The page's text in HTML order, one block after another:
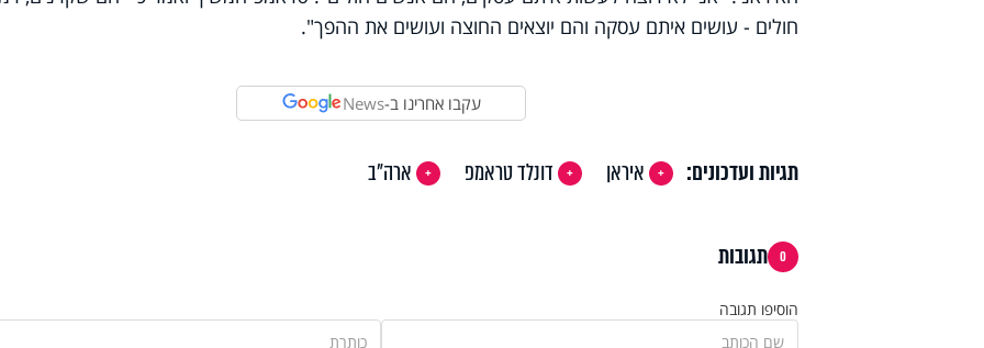
חולים - עושים איתם עסקה והם יוצאים החוצה ועושים את ההפך".
עקבו אחרינו ב-News
תגיות ועדכונים: איראן דונלד טראמפ ארה"ב
0 תגובות
הוסיפו תגובה